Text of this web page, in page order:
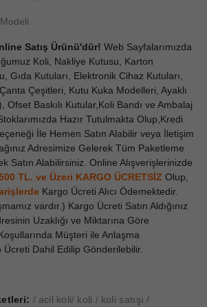
Satış Ürünü'dür! Web Sayfalarımızda
Koli, Nakliye Kutusu, Karton
Gıda Kutuları, Elektronik Cihaz Kutuları,
Çeşitleri, Kutu Kuka Modelleri, Ayaklı
Ofset Baskılı Kutular,Koli Bandı ve Ambalaj
Hazır Tutulmakta Olup,Kredi
İle Hemen Satın Alabilir veya İletişim
Adresimize Gelerek Tüm Paketleme
Satın Alabilirsiniz. Online Alışverişlerinizde
TL. ve Üzeri KARGO ÜCRETSİZ Olup,
Kargo Ücreti Alıcı Ödemektedir.
vardır.) Kargo Ücreti Satın Aldığınız
Uzaklığı ve Miktarına Göre
Müşteri ile Anlaşma
Ücreti Dahil Edilip Gönderilebilir.
acil koli koli koli satışı